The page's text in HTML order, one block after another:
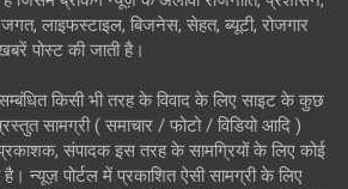
लाइफस्टाइल, बिजनेस, सेहत, ब्यूटी, रोजगार
पोस्ट की जाती है।
किसी भी तरह के विवाद के लिए साइट के कुछ
सामग्री ( समाचार / फोटो / विडियो आदि )
प्रकाशक, संपादक इस तरह के सामग्रियों के लिए कोई
है। न्यूज़ पोर्टल में प्रकाशित ऐसी सामग्री के लिए